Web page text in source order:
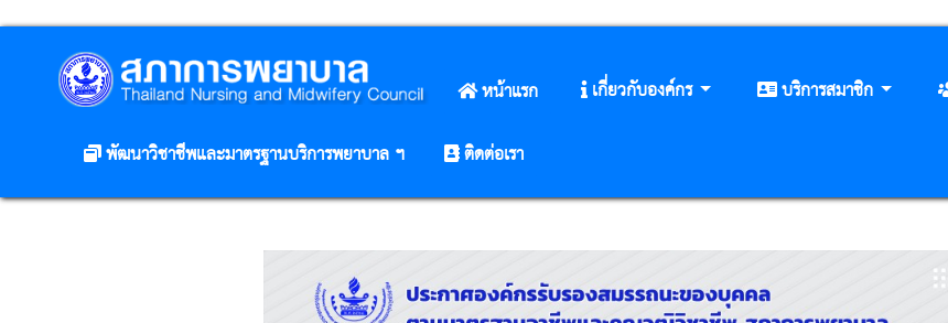
หน้าแรก เกี่ยวกับองค์กร บริการสมาชิก
พัฒนาวิชาชีพและมาตรฐานบริการพยาบาล ฯ
ติดต่อเรา